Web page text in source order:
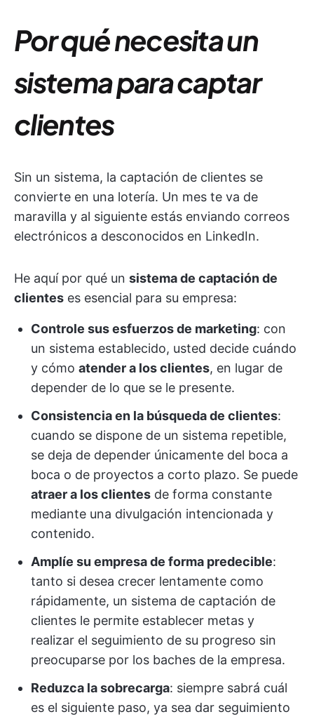
Por qué necesita un
sistema para captar
clientes
Sin un sistema, la captación de clientes se
convierte en una lotería. Un mes te va de
maravilla y al siguiente estás enviando correos
electrónicos a desconocidos en LinkedIn.
He aquí por qué un sistema de captación de
clientes es esencial para su empresa:
Controle sus esfuerzos de marketing: con
un sistema establecido, usted decide cuándo
y cómo atender a los clientes, en lugar de
depender de lo que se le presente.
Consistencia en la búsqueda de clientes:
cuando se dispone de un sistema repetible,
se deja de depender únicamente del boca a
boca o de proyectos a corto plazo. Se puede
atraer a los clientes de forma constante
mediante una divulgación intencionada y
contenido.
Amplíe su empresa de forma predecible:
tanto si desea crecer lentamente como
rápidamente, un sistema de captación de
clientes le permite establecer metas y
realizar el seguimiento de su progreso sin
preocuparse por los baches de la empresa.
Reduzca la sobrecarga: siempre sabrá cuál
es el siguiente paso, ya sea dar seguimiento